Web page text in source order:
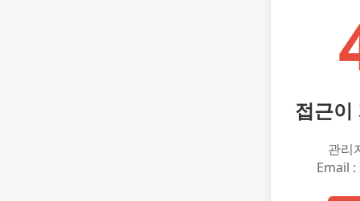
접근이
관리
Email